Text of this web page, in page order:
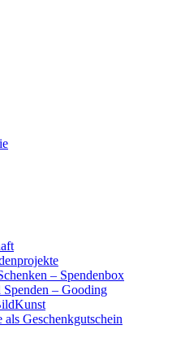
– Spendenbox
– Gooding
als Geschenkgutschein